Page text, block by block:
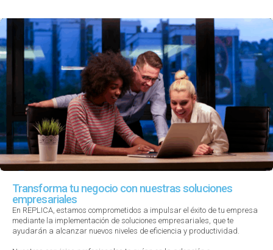
Transforma tu negocio con nuestras soluciones
empresariales
En REPLICA, estamos comprometidos a impulsar el éxito de tu empresa
mediante la implementación de soluciones empresariales, que te
ayudarán a alcanzar nuevos niveles de eficiencia y productividad.​